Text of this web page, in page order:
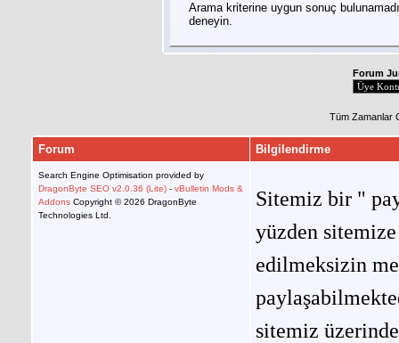
Arama kriterine uygun sonuç
deneyin.
Forum
Tüm Zamanlar
Forum Bilgilendirme
Search Engine Optimisation provided by
DragonByte SEO v2.0.36 (Lite) - vBulletin Mods &
Addons Copyright © 2026 DragonByte
Technologies Ltd.
Sitemiz bir "
yüzden
edilmeksizin
sitemiz